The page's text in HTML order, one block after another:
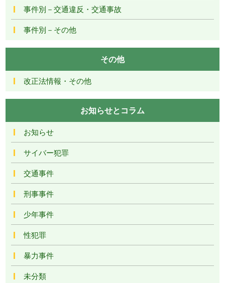
事件別－交通違反・交通事故
事件別－その他
その他
改正法情報・その他
お知らせとコラム
お知らせ
サイバー犯罪
交通事件
刑事事件
少年事件
性犯罪
暴力事件
未分類